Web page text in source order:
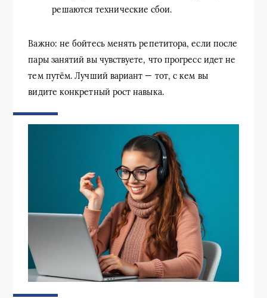
решаются технические сбои.
Важно: не бойтесь менять репетитора, если после
пары занятий вы чувствуете, что прогресс идет не
тем путём. Лучший вариант — тот, с кем вы
видите конкретный рост навыка.